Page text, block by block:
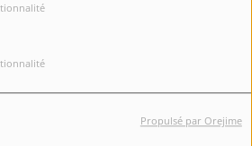
Propulsé par Orejime